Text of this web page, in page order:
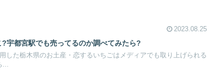
2023.08.25
宇都宮駅でも売ってるのか調べてみたら?
した栃木県のお土産・恋するいちごはメディアでも取り上げられる
...